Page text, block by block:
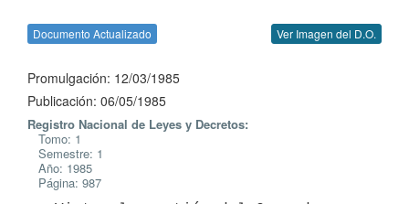
Documento Actualizado Ver Imagen del D.O.
Promulgación: 12/03/1985
Publicación: 06/05/1985
Registro Nacional de Leyes y Decretos:
Tomo: 1
Semestre: 1
Año: 1985
Página: 987